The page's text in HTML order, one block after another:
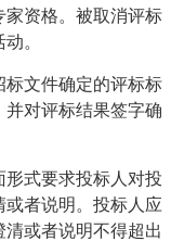
家资格。被取消评标
。
文件确定的评标标
对评标结果签字确
式要求投标人对投
者说明。投标人应
或者说明不得超出